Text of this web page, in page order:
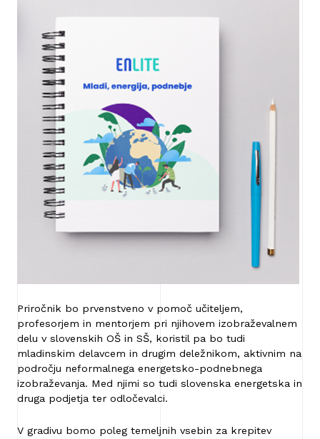
Priročnik bo prvenstveno v pomoč učiteljem,
profesorjem in mentorjem pri njihovem izobraževalnem
delu v slovenskih OŠ in SŠ, koristil pa bo tudi
mladinskim delavcem in drugim deležnikom, aktivnim na
področju neformalnega energetsko-podnebnega
izobraževanja. Med njimi so tudi slovenska energetska in
druga podjetja ter odločevalci.
V gradivu bomo poleg temeljnih vsebin za krepitev